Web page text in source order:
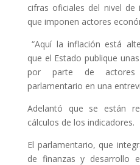
cifras oficiales del nivel de
que imponen actores
“Aquí la inflación está
que el Estado publique
por parte de actores
parlamentario en una
Adelantó que se están
cálculos de los indicadores.
El parlamentario, que
de finanzas y desarrollo